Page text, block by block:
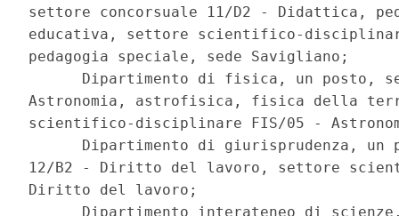
settore concorsuale 11/D2 - Didattica,
educativa, settore scientifico-
pedagogia speciale, sede Savigliano;
Dipartimento di fisica, un posto,
Astronomia, astrofisica, fisica della
scientifico-disciplinare FIS/05 -
Dipartimento di giurisprudenza, un
12/B2 - Diritto del lavoro, settore
Diritto del lavoro;
Dipartimento interateneo di